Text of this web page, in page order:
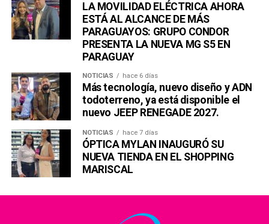
LA MOVILIDAD ELÉCTRICA AHORA
ESTÁ AL ALCANCE DE MÁS
PARAGUAYOS: GRUPO CONDOR
PRESENTA LA NUEVA MG S5 EN
PARAGUAY
NOTICIAS hace 6 días
Más tecnología, nuevo diseño y ADN
todoterreno, ya está disponible el
nuevo JEEP RENEGADE 2027.
NOTICIAS hace 7 días
ÓPTICA MYLAN INAUGURÓ SU
NUEVA TIENDA EN EL SHOPPING
MARISCAL